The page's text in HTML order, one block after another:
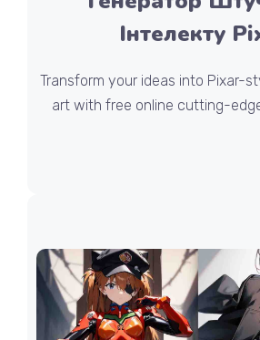
Інтелекту
Transform your ideas into Pixar-
art with free online cutting-